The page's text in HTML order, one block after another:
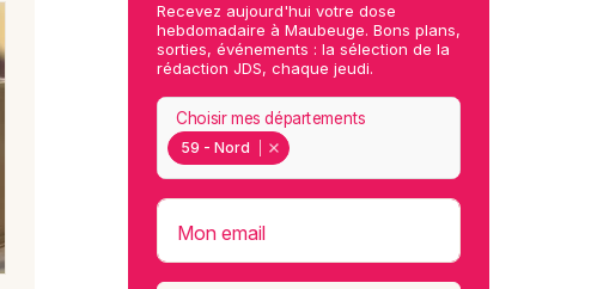
Recevez aujourd'hui votre dose
hebdomadaire à Maubeuge. Bons plans,
sorties, événements : la sélection de la
rédaction JDS, chaque jeudi.
59 - Nord
Choisir mes départements
Mon email